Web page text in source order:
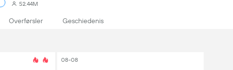
52.44M
Overførsler Geschiedenis
08-08